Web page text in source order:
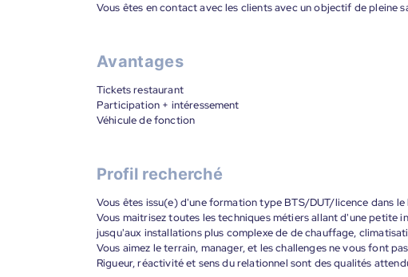
Vous êtes en contact avec les clients avec un objectif de pleine
Avantages
Tickets restaurant
Participation + intéressement
Véhicule de fonction
Profil recherché
Vous êtes issu(e) d'une formation type BTS/DUT/licence dans
Vous maitrisez toutes les techniques métiers allant d'une petite
jusqu'aux installations plus complexe de de chauffage,
Vous aimez le terrain, manager, et les challenges ne vous font
Rigueur, réactivité et sens du relationnel sont des qualités